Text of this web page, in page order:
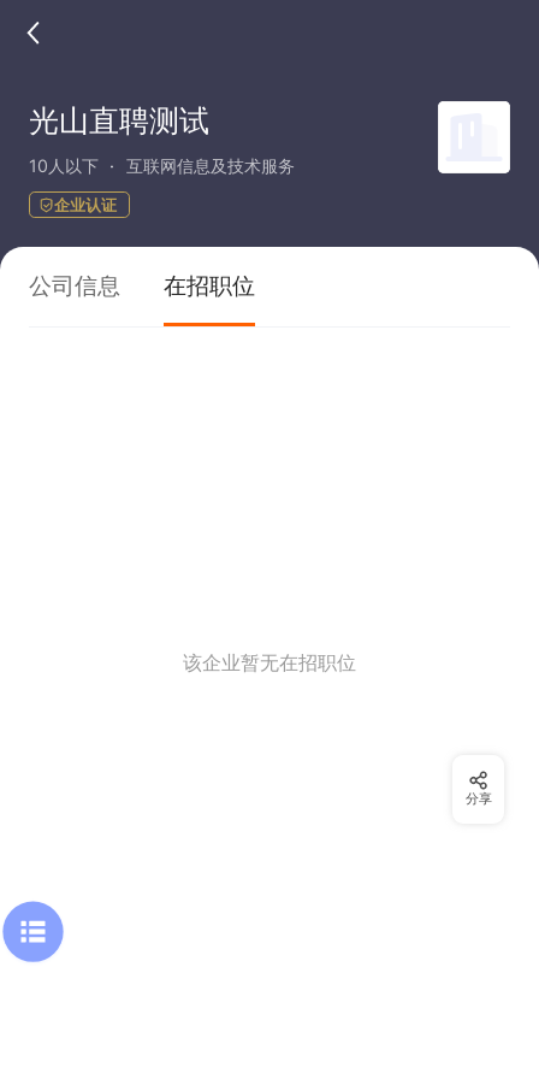
光山直聘测试
10人以下 互联网信息及技术服务
企业认证
公司信息 在招职位
该企业暂无在招职位
分享